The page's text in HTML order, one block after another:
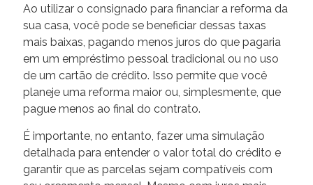
Ao utilizar o consignado para financiar a reforma da
sua casa, você pode se beneficiar dessas taxas
mais baixas, pagando menos juros do que pagaria
em um empréstimo pessoal tradicional ou no uso
de um cartão de crédito. Isso permite que você
planeje uma reforma maior ou, simplesmente, que
pague menos ao final do contrato.
É importante, no entanto, fazer uma simulação
detalhada para entender o valor total do crédito e
garantir que as parcelas sejam compatíveis com